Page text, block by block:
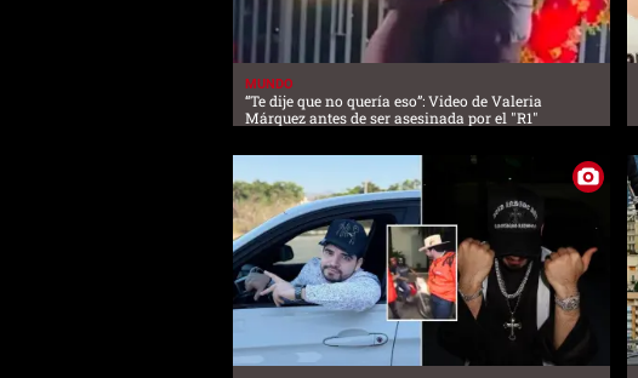
MUNDO
“Te dije que no quería eso”: Video de Valeria
Márquez antes de ser asesinada por el "R1"